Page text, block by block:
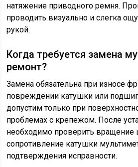
натяжение приводного ремня.
проводить визуально и слегка
рукой.
Когда требуется замена
ремонт?
Замена обязательна при износе
повреждении катушки или
допустим только при
проблемах с крепежом. После
необходимо проверить вращение
сопротивление катушки
подтверждения исправности.